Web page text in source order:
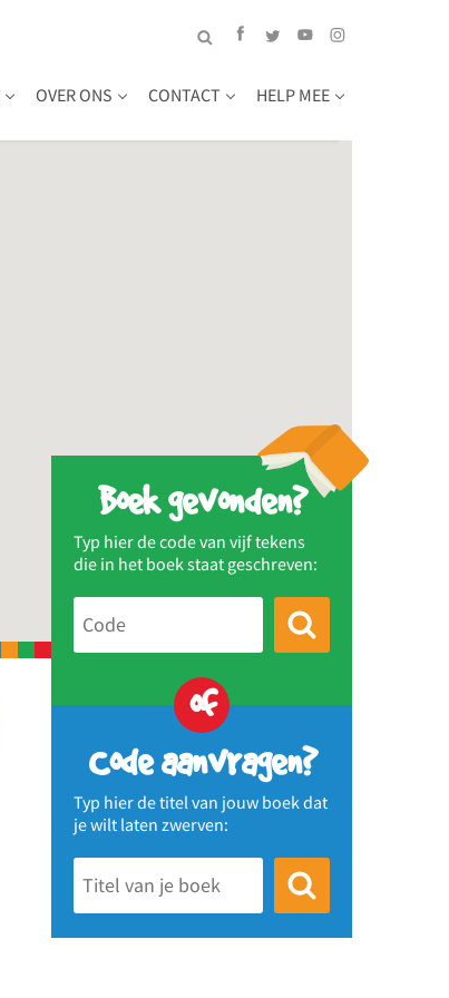
OVER ONS CONTACT HELP MEE
Boek gevonden?
Typ hier de code van vijf tekens
die in het boek staat geschreven:
of
Code aanvragen?
Typ hier de titel van jouw boek dat
je wilt laten zwerven: